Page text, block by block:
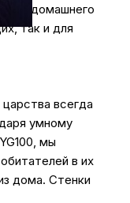
для домашнего
так и для
всегда
умному
мы
в их
дома. Стенки